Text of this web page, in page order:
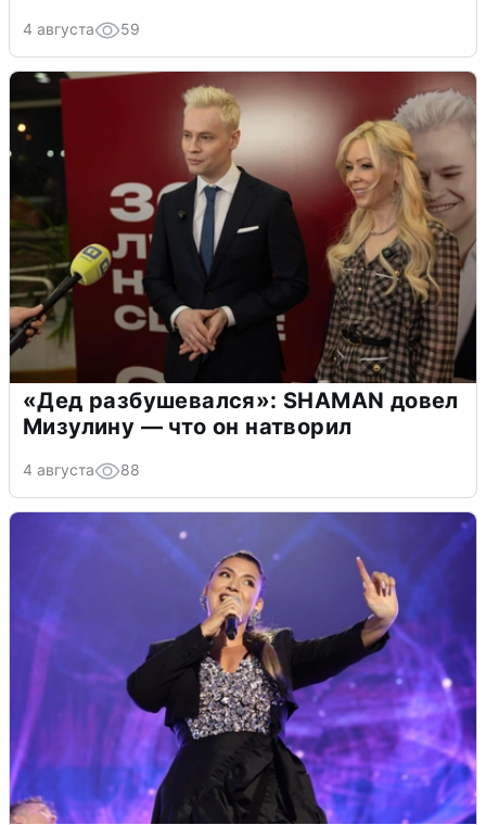
4 августа 59
«Дед разбушевался»: SHAMAN довел
Мизулину — что он натворил
4 августа 88